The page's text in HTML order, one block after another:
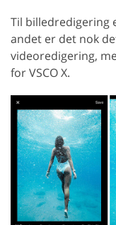
Til billedredigering
andet er det nok
videoredigering,
for VSCO X.